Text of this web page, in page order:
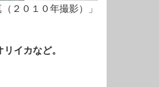
２０１０年撮影）」
イカなど。